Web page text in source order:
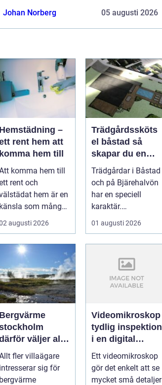
Johan Norberg 05 augusti 2026
Hemstädning –
rent hem att
komma hem till
komma hem till
rent och
hem är en
känsla som många
augusti 2026
Trädgårdssköts
el båstad så
skapar du en
hållbar och
vacker trädgård
på bjäre
Trädgårdar i Båstad
och på Bjärehalvön
har en speciell
karaktär.
Kombinationen av
närheten till have...
01 augusti 2026
Bergvärme
väljer allt
fler denna
uppvärmning
fler villaägare
intresserar sig för
bergvärme
Videomikroskop
tydlig inspektion
i en digital
vardag
Ett videomikroskop
gör det enkelt att se
mycket små detaljer